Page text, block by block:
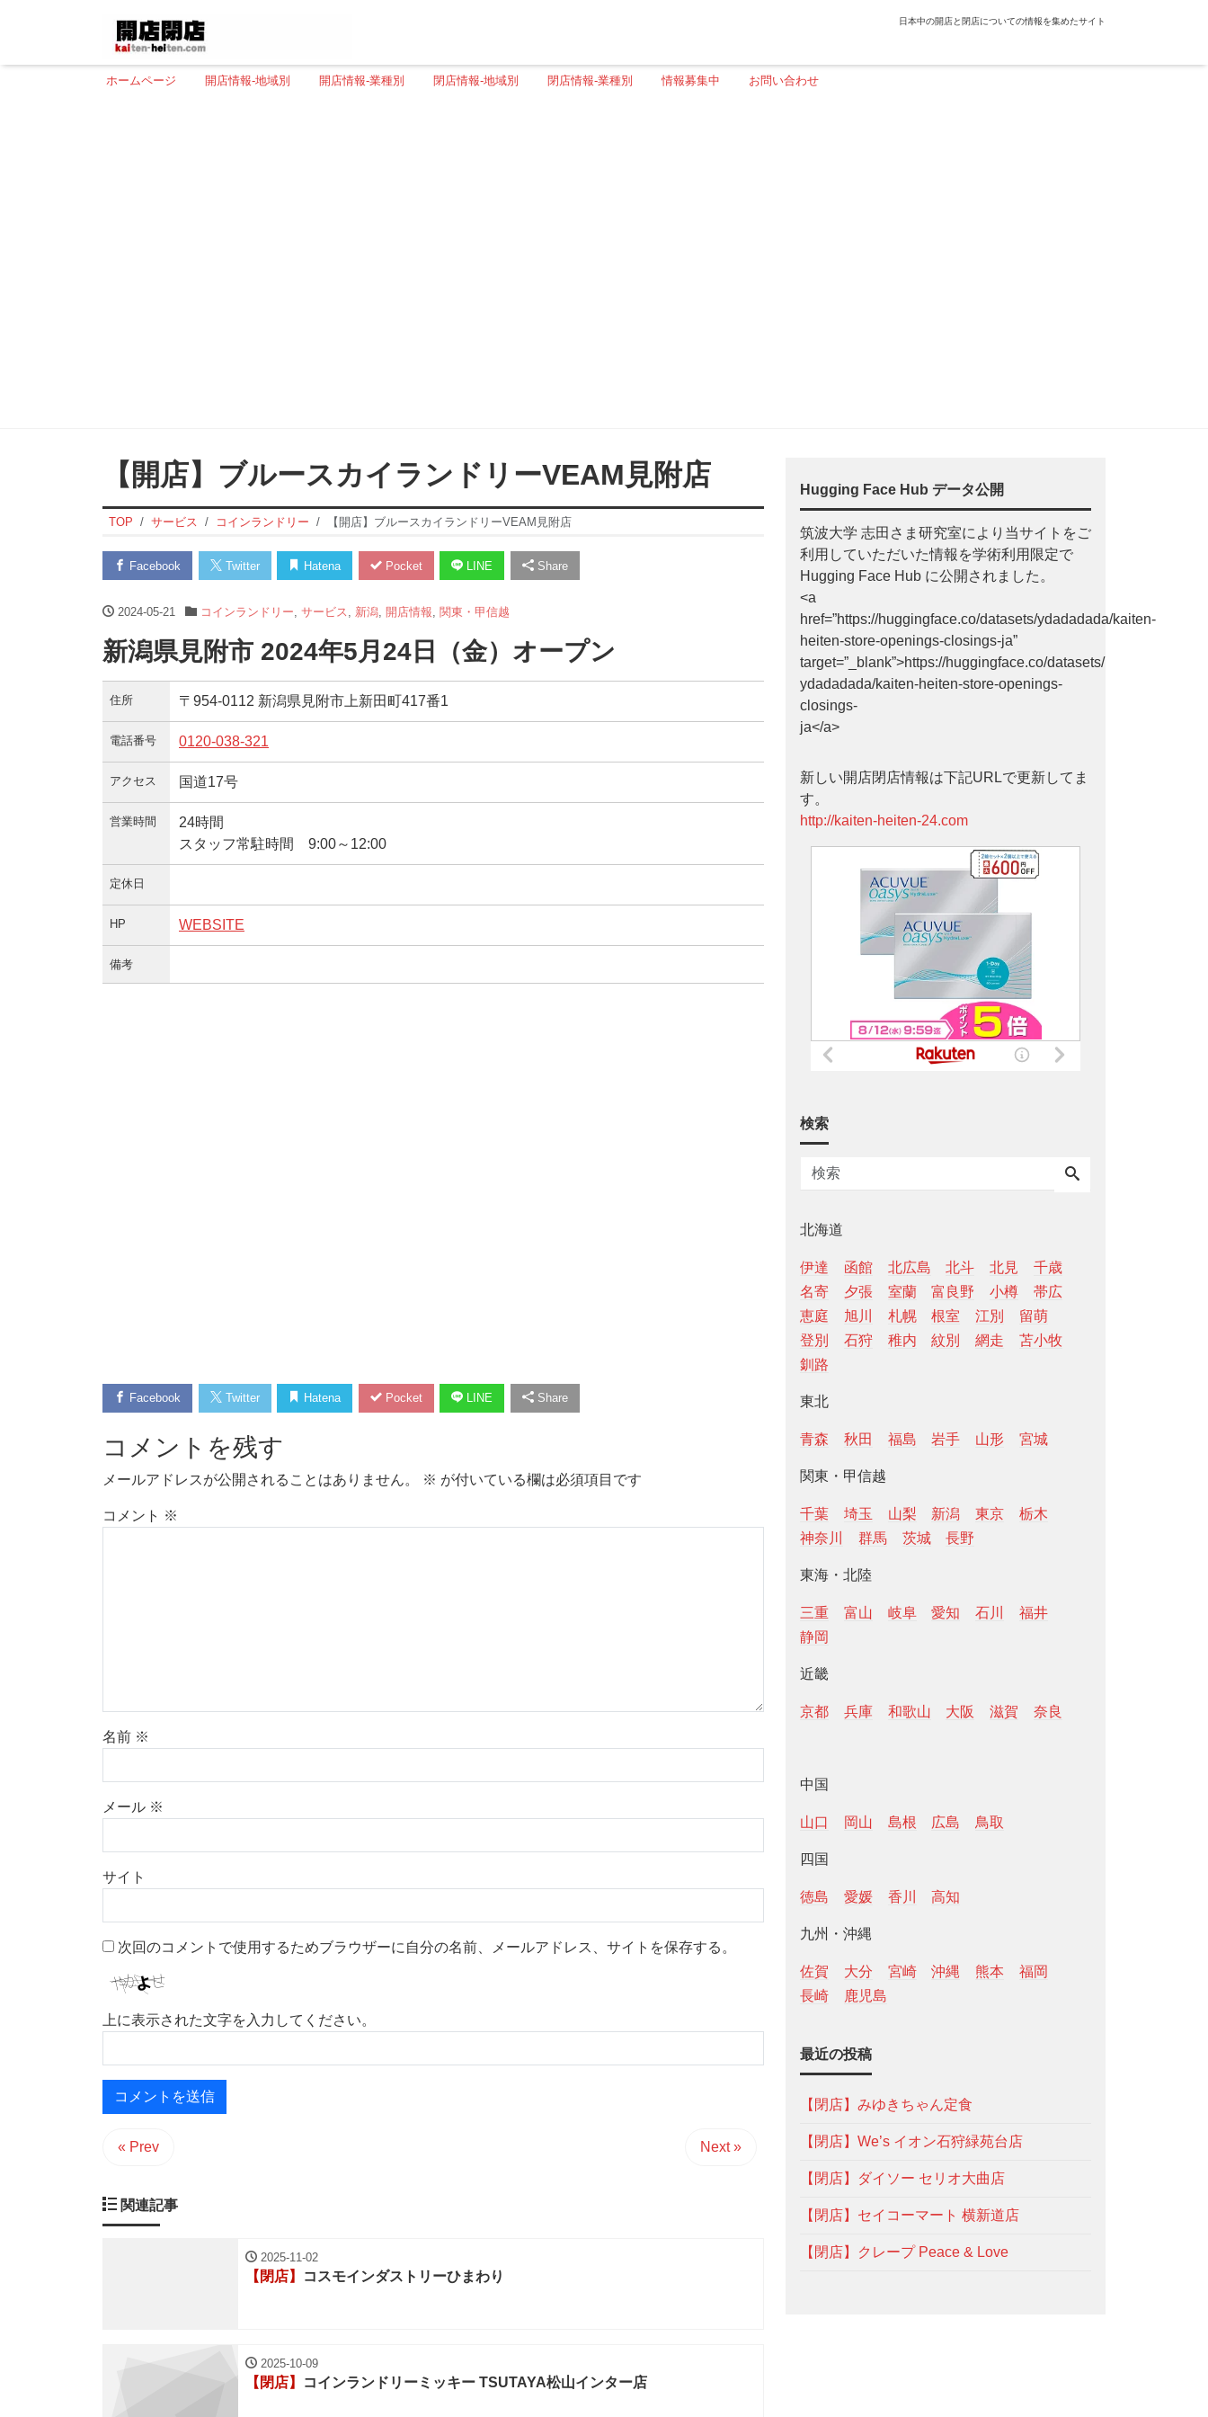
日本中の開店と閉店についての情報を集めたサイト
ホームページ 開店情報-地域別 開店情報-業種別 閉店情報-地域別 閉店情報-業種別 情報募集中 お問い合わせ
【開店】ブルースカイランドリーVEAM見附店
TOP サービス コインランドリー 【開店】ブルースカイランドリーVEAM見附店
Facebook Twitter Hatena Pocket LINE Share
2024-05-21 コインランドリー サービス 新潟, 開店情報 関東・甲信越
新潟県見附市 2024年5月24日（金）オープン
住所 〒954-0112 新潟県見附市上新田町417番1
電話番号 0120-038-321
アクセス 国道17号
営業時間
24時間
スタッフ常駐時間 9:00～12:00
定休日
HP WEBSITE
備考
Facebook Twitter Hatena Pocket LINE Share
コメントを残す
メールアドレスが公開されることはありません。 ※ が付いている欄は必須項目です
コメント ※
名前 ※
メール ※
サイト
次回のコメントで使用するためブラウザーに自分の名前、メールアドレス、サイトを保存する。
上に表示された文字を入力してください。
« Prev Next »
関連記事
2025-11-02
【閉店】 コスモインダストリーひまわり
2025-10-09
【閉店】 コインランドリーミッキー TSUTAYA松山インター店
Hugging Face Hub データ公開
筑波大学 志田さま研究室により当サイトをご
利用していただいた情報を学術利用限定で
Hugging Face Hub に公開されました。
<a
href=”https://huggingface.co/datasets/ydadadada/kaiten-
heiten-store-openings-closings-ja”
target=”_blank”>https://huggingface.co/datasets/
ydadadada/kaiten-heiten-store-openings-
closings-
ja</a>
新しい開店閉店情報は下記URLで更新してま
す。
http://kaiten-heiten-24.com
検索
北海道
伊達 函館 北広島 北斗 北見
千歳
名寄
夕張 室蘭 富良野 小樽
帯広
恵庭
旭川 札幌 根室 江別
留萌
登別
石狩 稚内 紋別 網走
苫小牧
釧路
東北
青森 秋田 福島 岩手 山形 宮城
関東・甲信越
千葉 埼玉 山梨 新潟 東京
栃木
神奈川
群馬 茨城 長野
東海・北陸
三重 富山 岐阜 愛知 石川
福井
静岡
近畿
京都 兵庫 和歌山 大阪 滋賀 奈良
中国
山口 岡山 島根 広島 鳥取
四国
徳島 愛媛 香川 高知
九州・沖縄
佐賀 大分 宮崎 沖縄 熊本
福岡
長崎
鹿児島
最近の投稿
【閉店】みゆきちゃん定食
【閉店】We’s イオン石狩緑苑台店
【閉店】ダイソー セリオ大曲店
【閉店】セイコーマート 横新道店
【閉店】クレープ Peace & Love